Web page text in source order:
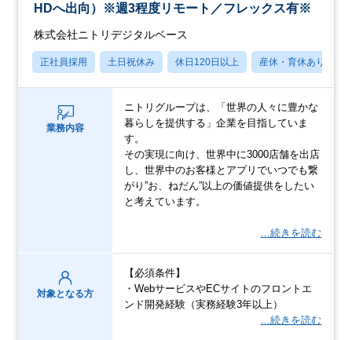
HDへ出向）※週3程度リモート／フレックス有※
株式会社ニトリデジタルベース
正社員採用 土日祝休み 休日120日以上 産休・育休あり
業務内容
ニトリグループは、「世界の人々に豊かな
暮らしを提供する」企業を目指していま
す。
その実現に向け、世界中に3000店舗を出店
し、世界中のお客様とアプリでいつでも繋
がり”お、ねだん”以上の価値提供をしたい
と考えています。
…続きを読む
対象となる方
【必須条件】
・WebサービスやECサイトのフロントエ
ンド開発経験（実務経験3年以上）
…続きを読む